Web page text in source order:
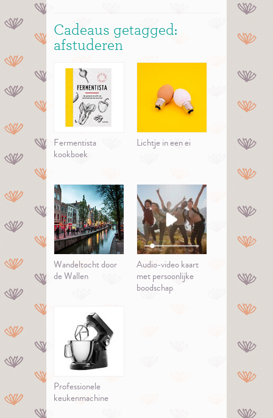
Cadeaus getagged:
afstuderen
Fermentista
kookboek
Lichtje in een ei
Wandeltocht door
de Wallen
Audio-video kaart
met persoonlijke
boodschap
Professionele
keukenmachine